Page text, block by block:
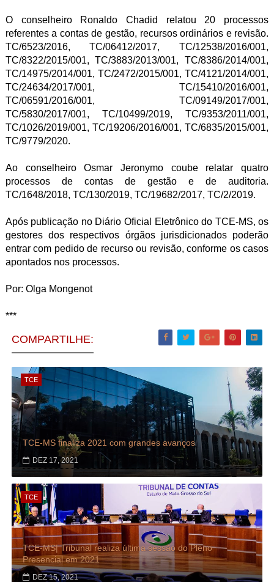
O conselheiro Ronaldo Chadid relatou 20 processos
referentes a contas de gestão, recursos ordinários e revisão.
TC/6523/2016, TC/06412/2017, TC/12538/2016/001,
TC/8322/2015/001, TC/3883/2013/001, TC/8386/2014/001,
TC/14975/2014/001, TC/2472/2015/001, TC/4121/2014/001,
TC/24634/2017/001, TC/15410/2016/001,
TC/06591/2016/001, TC/09149/2017/001,
TC/5830/2017/001, TC/10499/2019, TC/9353/2011/001,
TC/1026/2019/001, TC/19206/2016/001, TC/6835/2015/001,
TC/9779/2020.
Ao conselheiro Osmar Jeronymo coube relatar quatro
processos de contas de gestão e de auditoria.
TC/1648/2018, TC/130/2019, TC/19682/2017, TC/2/2019.
Após publicação no Diário Oficial Eletrônico do TCE-MS, os
gestores dos respectivos órgãos jurisdicionados poderão
entrar com pedido de recurso ou revisão, conforme os casos
apontados nos processos.
Por: Olga Mongenot
***
COMPARTILHE:
TCE
TCE-MS finaliza 2021 com grandes avanços
DEZ 17, 2021
TCE
TCE-MS| Tribunal realiza última sessão do Pleno
Presencial em 2021
DEZ 15, 2021